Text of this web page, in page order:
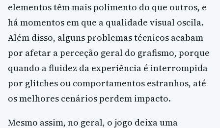
elementos têm mais polimento do que outros, e
há momentos em que a qualidade visual oscila.
Além disso, alguns problemas técnicos acabam
por afetar a perceção geral do grafismo, porque
quando a fluidez da experiência é interrompida
por glitches ou comportamentos estranhos, até
os melhores cenários perdem impacto.
Mesmo assim, no geral, o jogo deixa uma